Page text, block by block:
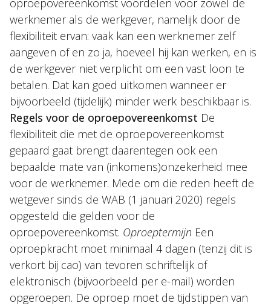
oproepovereenkomst voordelen voor zowel de
werknemer als de werkgever, namelijk door de
flexibiliteit ervan: vaak kan een werknemer zelf
aangeven of en zo ja, hoeveel hij kan werken, en is
de werkgever niet verplicht om een vast loon te
betalen. Dat kan goed uitkomen wanneer er
bijvoorbeeld (tijdelijk) minder werk beschikbaar is.
Regels voor de oproepovereenkomst De
flexibiliteit die met de oproepovereenkomst
gepaard gaat brengt daarentegen ook een
bepaalde mate van (inkomens)onzekerheid mee
voor de werknemer. Mede om die reden heeft de
wetgever sinds de WAB (1 januari 2020) regels
opgesteld die gelden voor de
oproepovereenkomst. Oproeptermijn Een
oproepkracht moet minimaal 4 dagen (tenzij dit is
verkort bij cao) van tevoren schriftelijk of
elektronisch (bijvoorbeeld per e-mail) worden
opgeroepen. De oproep moet de tijdstippen van